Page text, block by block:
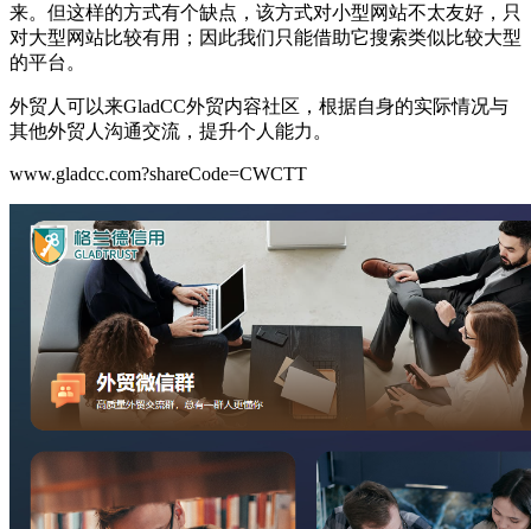
来。但这样的方式有个缺点，该方式对小型网站不太友好，只
对大型网站比较有用；因此我们只能借助它搜索类似比较大型
的平台。
外贸人可以来GladCC外贸内容社区，根据自身的实际情况与
其他外贸人沟通交流，提升个人能力。
www.gladcc.com?shareCode=CWCTT